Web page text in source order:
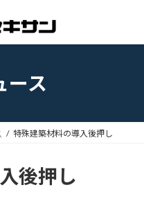
ース
特殊建築材料の導入後押し
後押し